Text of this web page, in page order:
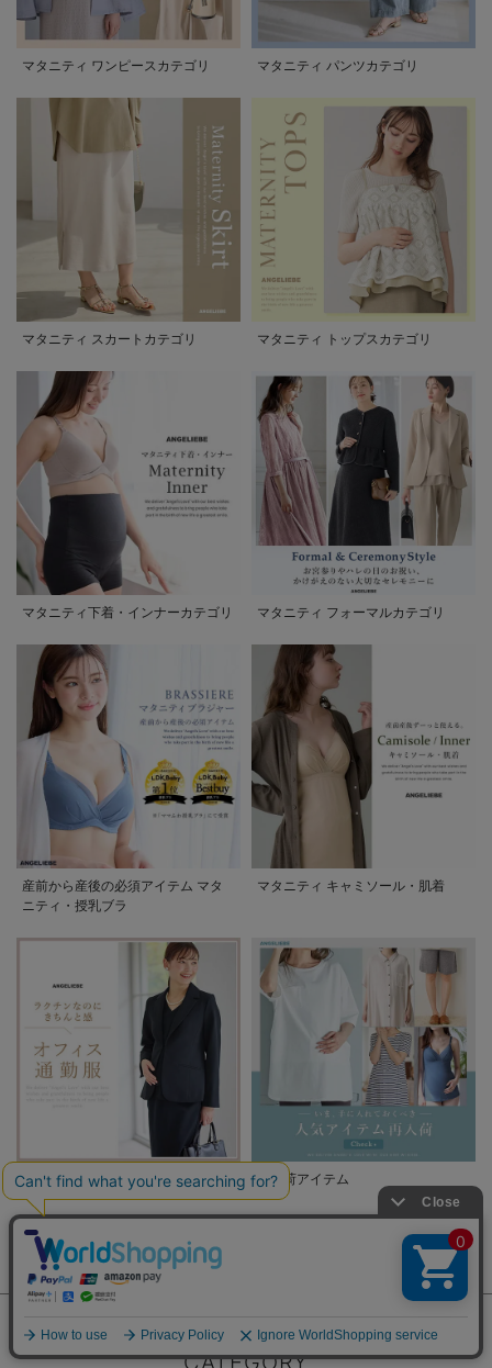
マタニティ ワンピースカテゴリ マタニティ パンツカテゴリ
マタニティ スカートカテゴリ マタニティ トップスカテゴリ
マタニティ下着・インナーカテゴリ マタニティ フォーマルカテゴリ
産前から産後の必須アイテム マタ
ニティ・授乳ブラ
マタニティ キャミソール・肌着
オフィス通勤服カテゴリ 再入荷アイテム
CATEGORY